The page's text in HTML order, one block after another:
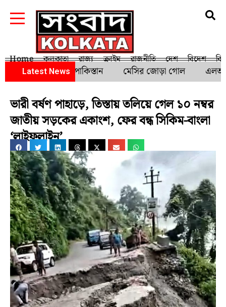
Home কলকাতা রাজ্য ক্রাইম রাজনীতি দেশ বিদেশ
Latest News
খরা কাটালো পাকিস্তান মেসির জোড়া গোল
ভারী বর্ষণ পাহাড়ে, তিস্তায় তলিয়ে গেল ১০ নম্বর
জাতীয় সড়কের একাংশ, ফের বন্ধ সিকিম-বাংলা
‘লাইফলাইন’